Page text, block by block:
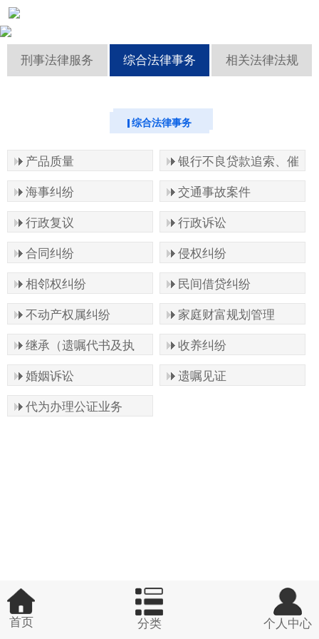
成功案例
资讯中心
联系我们
刑事法律服务 综合法律事务 相关法律法规
综合法律事务
产品质量
银行不良贷款追索、催
收
海事纠纷 交通事故案件
行政复议 行政诉讼
合同纠纷 侵权纠纷
相邻权纠纷 民间借贷纠纷
不动产权属纠纷 家庭财富规划管理
继承（遗嘱代书及执
行）
收养纠纷
婚姻诉讼 遗嘱见证
代为办理公证业务
首页 分类 个人中心